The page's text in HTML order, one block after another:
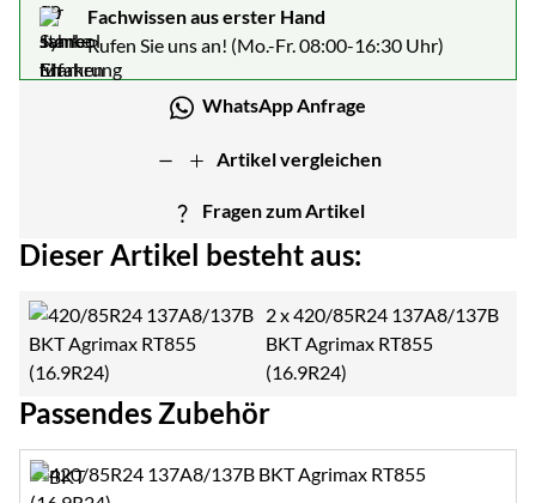
Fachwissen aus erster Hand
Rufen Sie uns an! (Mo.-Fr. 08:00-16:30 Uhr)
WhatsApp Anfrage
Artikel vergleichen
Fragen zum Artikel
Dieser Artikel besteht aus:
2 x420/85R24 137A8/137B
BKT Agrimax RT855
(16.9R24)
Passendes Zubehör
Zubehör überspringen